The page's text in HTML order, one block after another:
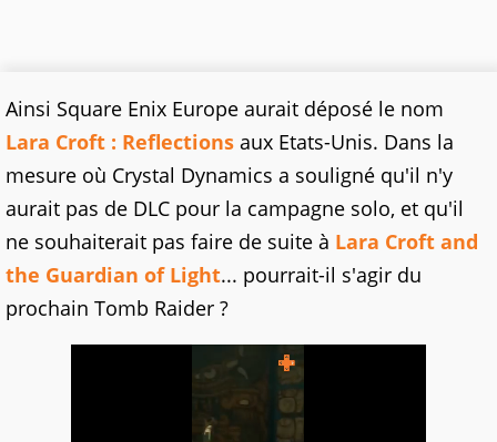
Ainsi Square Enix Europe aurait déposé le nom
Lara Croft : Reflections aux Etats-Unis. Dans la
mesure où Crystal Dynamics a souligné qu'il n'y
aurait pas de DLC pour la campagne solo, et qu'il
ne souhaiterait pas faire de suite à Lara Croft and
the Guardian of Light... pourrait-il s'agir du
prochain Tomb Raider ?